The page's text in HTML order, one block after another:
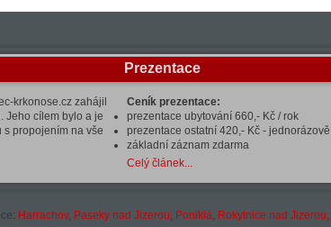
krkonose.cz zahájil
Jeho cílem bylo a je
s propojením na vše
Prezentace
Ceník prezentace:
prezentace ubytování 660,- Kč / rok
prezentace ostatní 420,- Kč - jednorázově
základní záznam zdarma
Celý článek...
Harrachov, Paseky nad Jizerou, Poniklá, Rokytnice nad Jizerou,